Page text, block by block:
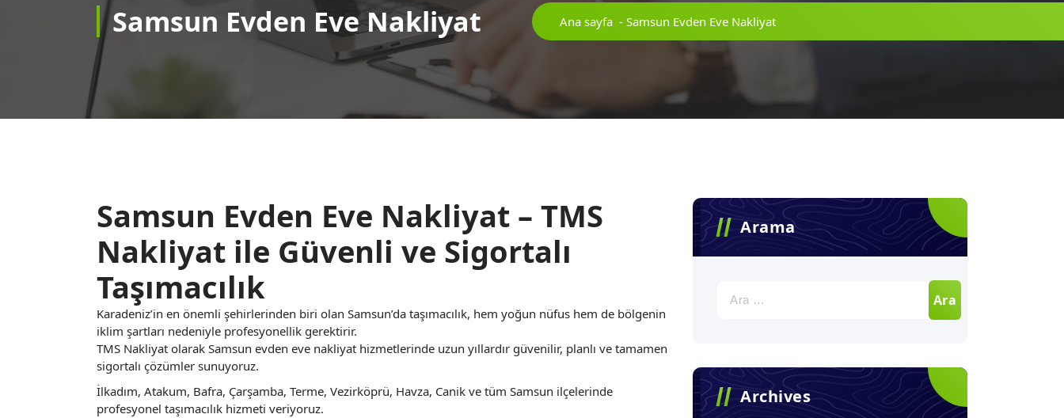
Samsun Evden Eve Nakliyat Ana sayfa - Samsun Evden Eve Nakliyat
Samsun Evden Eve Nakliyat – TMS
Nakliyat ile Güvenli ve Sigortalı
Taşımacılık
Karadeniz’in en önemli şehirlerinden biri olan Samsun’da taşımacılık, hem yoğun nüfus hem de bölgenin
iklim şartları nedeniyle profesyonellik gerektirir.
TMS Nakliyat olarak Samsun evden eve nakliyat hizmetlerinde uzun yıllardır güvenilir, planlı ve tamamen
sigortalı çözümler sunuyoruz.
İlkadım, Atakum, Bafra, Çarşamba, Terme, Vezirköprü, Havza, Canik ve tüm Samsun ilçelerinde
profesyonel taşımacılık hizmeti veriyoruz.
Arama
Archives